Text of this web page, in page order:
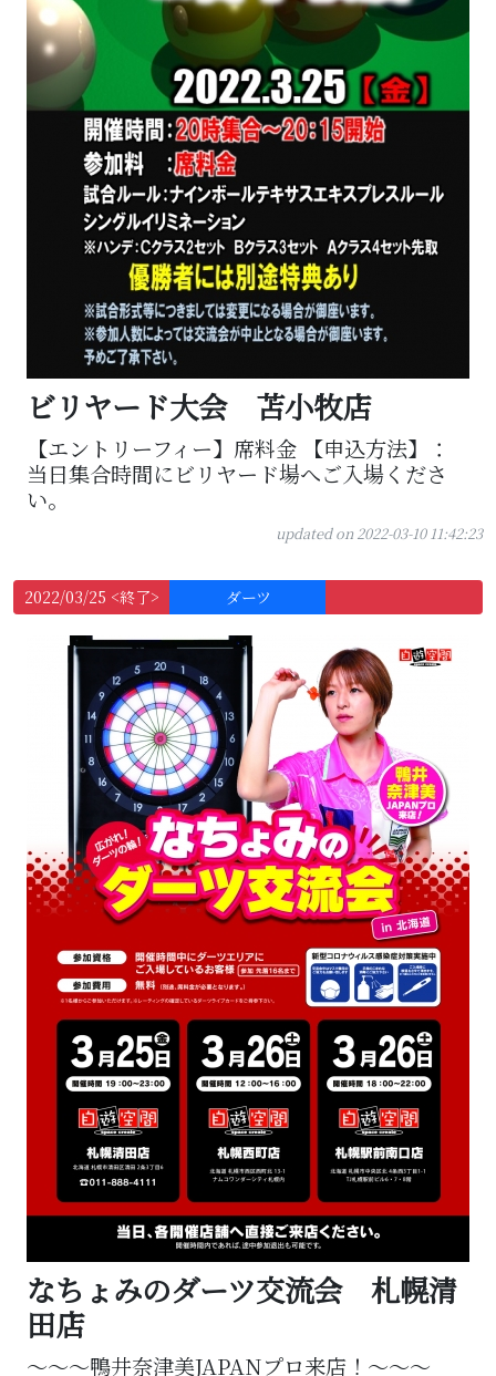
ビリヤード大会 苫小牧店
【エントリーフィー】席料金 【申込方法】：
当日集合時間にビリヤード場へご入場くださ
い。
updated on 2022-03-10 11:42:23
2022/03/25 <終了> ダーツ
なちょみのダーツ交流会 札幌清
田店
～～～鴨井奈津美JAPANプロ来店！～～～